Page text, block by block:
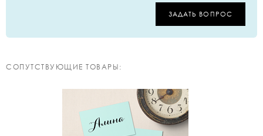
ЗАДАТЬ ВОПРОС
CОПУТСТВУЮЩИЕ ТОВАРЫ: